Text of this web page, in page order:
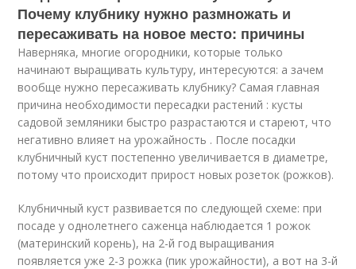
Почему клубнику нужно размножать и
пересаживать на новое место: причины
Наверняка, многие огородники, которые только
начинают выращивать культуру, интересуются: а зачем
вообще нужно пересаживать клубнику? Самая главная
причина необходимости пересадки растений : кусты
садовой земляники быстро разрастаются и стареют, что
негативно влияет на урожайность . После посадки
клубничный куст постепенно увеличивается в диаметре,
потому что происходит прирост новых розеток (рожков).
Клубничный куст развивается по следующей схеме: при
посаде у однолетнего саженца наблюдается 1 рожок
(материнский корень), на 2-й год выращивания
появляется уже 2-3 рожка (пик урожайности), а вот на 3-й